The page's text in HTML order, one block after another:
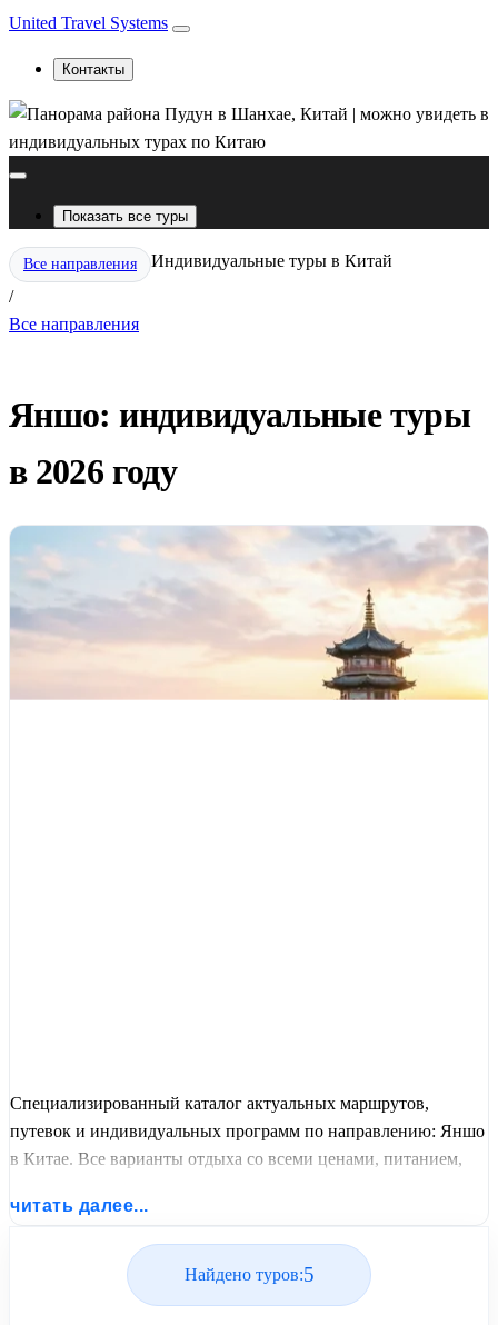
United Travel Systems
Контакты
Показать все туры
Все направления
/
Индивидуальные туры в Китай
Все направления
Яншо: индивидуальные туры
в 2026 году
Специализированный каталог актуальных маршрутов,
путевок и индивидуальных программ по направлению: Яншо
в Китае. Все варианты отдыха со всеми ценами, питанием,
заездов от United Travel Systems.
читать далее...
Найдено туров:5